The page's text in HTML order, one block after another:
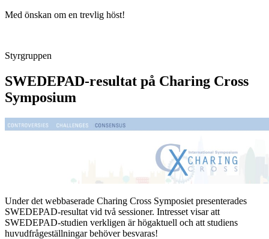
Med önskan om en trevlig höst!
Styrgruppen
SWEDEPAD-resultat på Charing Cross
Symposium
Under det webbaserade Charing Cross Symposiet presenterades
SWEDEPAD-resultat vid två sessioner. Intresset visar att
SWEDEPAD-studien verkligen är högaktuell och att studiens
huvudfrågeställningar behöver besvaras!